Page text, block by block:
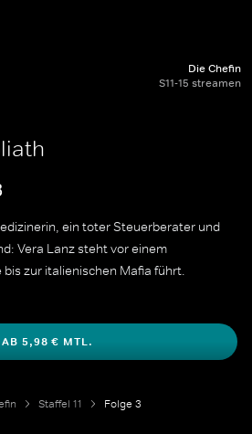
Die Chefin
S11-15 streamen
ein toter Steuerberater und
Vera Lanz steht vor einem
bis zur italienischen Mafia führt.
AB 5,98 € MTL.
Staffel 11 Folge 3